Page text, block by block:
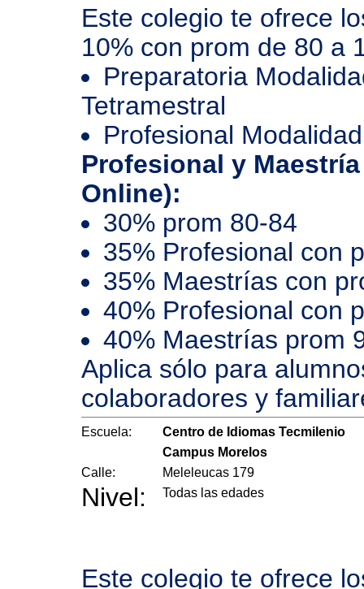
Este colegio te ofrece
10% con prom de 80 a
Preparatoria
Tetramestral
Profesional
Profesional y
Online):
30% prom 80-84
35% Profesional con
35% Maestrías con
40% Profesional con
40% Maestrías prom
Aplica sólo para
colaboradores y
Escuela:
Centro de Idiomas Tecmilenio
Campus Morelos
Calle:
Meleleucas 179
Nivel: Todas las edades
Este colegio te ofrece